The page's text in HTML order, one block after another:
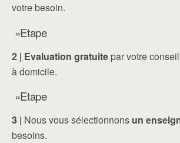
votre besoin.
»Etape
2 | Evaluation gratuite par votre
à domicile.
»Etape
3 | Nous vous sélectionnons un
besoins.